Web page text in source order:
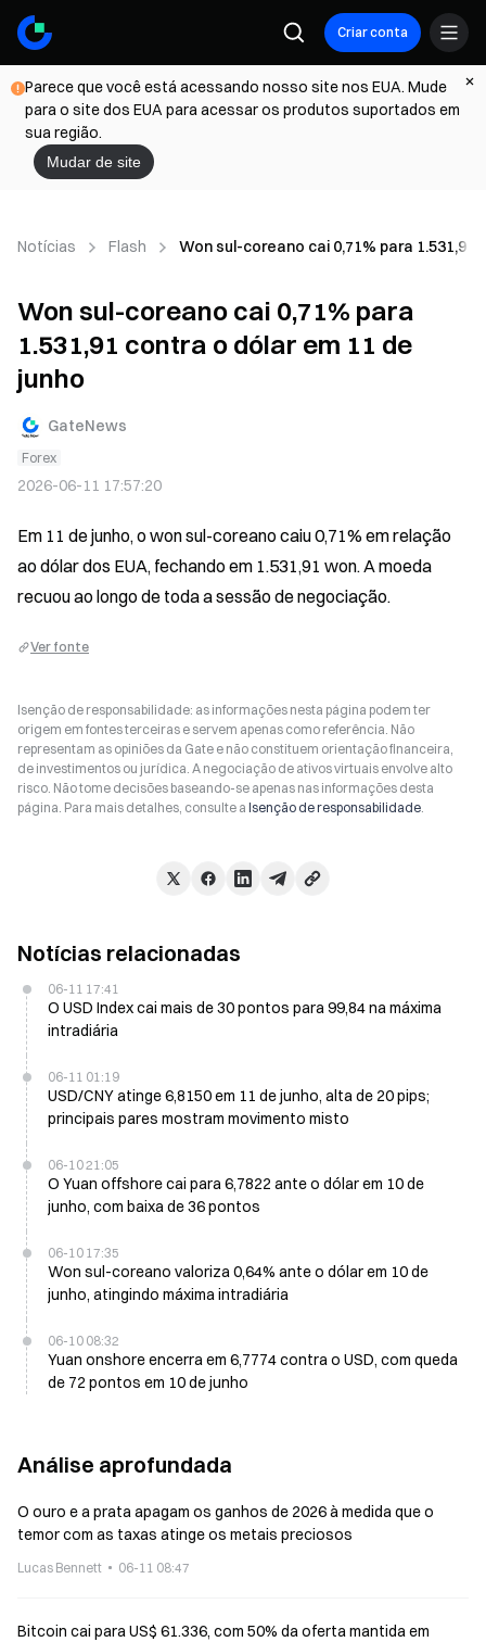
Criar conta
Parece que você está acessando nosso site nos EUA. Mude
para o site dos EUA para acessar os produtos suportados em
sua região.
Mudar de site
Notícias Flash Won sul-coreano cai 0,71% para 1.531,91
Won sul-coreano cai 0,71% para
1.531,91 contra o dólar em 11 de
junho
GateNews
Forex
2026-06-11 17:57:20
Em 11 de junho, o won sul-coreano caiu 0,71% em relação
ao dólar dos EUA, fechando em 1.531,91 won. A moeda
recuou ao longo de toda a sessão de negociação.
Ver fonte
Isenção de responsabilidade: as informações nesta página podem ter
origem em fontes terceiras e servem apenas como referência. Não
representam as opiniões da Gate e não constituem orientação financeira,
de investimentos ou jurídica. A negociação de ativos virtuais envolve alto
risco. Não tome decisões baseando-se apenas nas informações desta
página. Para mais detalhes, consulte a Isenção de responsabilidade.
Notícias relacionadas
06-11 17:41
O USD Index cai mais de 30 pontos para 99,84 na máxima
intradiária
06-11 01:19
USD/CNY atinge 6,8150 em 11 de junho, alta de 20 pips;
principais pares mostram movimento misto
06-10 21:05
O Yuan offshore cai para 6,7822 ante o dólar em 10 de
junho, com baixa de 36 pontos
06-10 17:35
Won sul-coreano valoriza 0,64% ante o dólar em 10 de
junho, atingindo máxima intradiária
06-10 08:32
Yuan onshore encerra em 6,7774 contra o USD, com queda
de 72 pontos em 10 de junho
Análise aprofundada
O ouro e a prata apagam os ganhos de 2026 à medida que o
temor com as taxas atinge os metais preciosos
Lucas Bennett 06-11 08:47
Bitcoin cai para US$ 61.336, com 50% da oferta mantida em